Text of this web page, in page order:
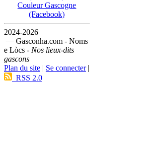
Couleur Gascogne
(Facebook)
2024-2026
— Gasconha.com - Noms
e Lòcs - Nos lieux-dits
gascons
Plan du site | Se connecter|
RSS 2.0